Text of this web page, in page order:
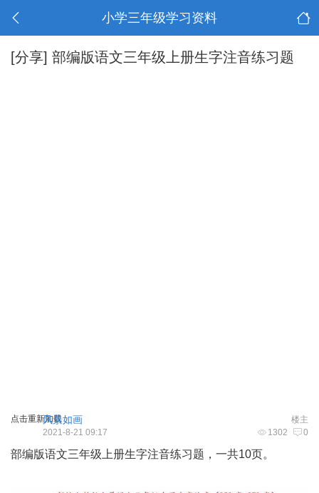
小学三年级学习资料
[分享] 部编版语文三年级上册生字注音练习题
点击重新加载 楼主
风景如画
1302 0
2021-8-21 09:17
部编版语文三年级上册生字注音练习题，一共10页。